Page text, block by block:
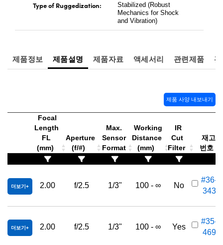
Type of Ruggedization:
Stabilized (Robust
Mechanics for Shock
and Vibration)
제품정보 제품설명 제품자료 액세서리 관련제품
제품 사양 내보내기
Focal
Length
FL
(mm)
Aperture
(f/#)
Max.
Sensor
Format
Working
Distance
(mm)
IR
Cut
Filter
재고
번호
더보기 2.00 f/2.5 1/3" 100 - ∞ No
#36-
343
더보기 2.00 f/2.5 1/3" 100 - ∞ Yes
#35-
469